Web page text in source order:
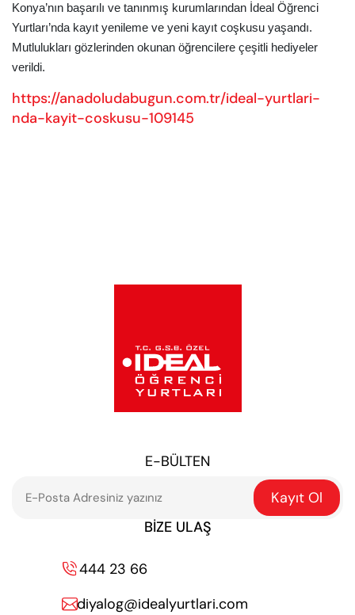
Konya’nın başarılı ve tanınmış kurumlarından İdeal Öğrenci
Yurtları’nda kayıt yenileme ve yeni kayıt coşkusu yaşandı.
Mutlulukları gözlerinden okunan öğrencilere çeşitli hediyeler
verildi.
https://anadoludabugun.com.tr/ideal-yurtlari-
nda-kayit-coskusu-109145
E-BÜLTEN
Kayıt Ol
BIZE ULAŞ
444 23 66
diyalog@idealyurtlari.com